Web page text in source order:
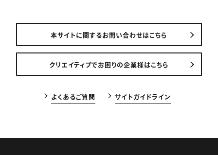
本サイトに関するお問い合わせはこちら
クリエイティブでお困りの企業様はこちら
よくあるご質問 サイトガイドライン